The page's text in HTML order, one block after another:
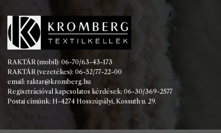
RAKTÁR (mobil): 06-70/63-43-173
RAKTÁR (vezetékes): 06-52/77-22-00
email: raktar@kromberg.hu
Regisztrációval kapcsolatos kérdések: 06-30/369-2577
Postai címünk: H-4274 Hosszúpályi, Kossuth u. 29.